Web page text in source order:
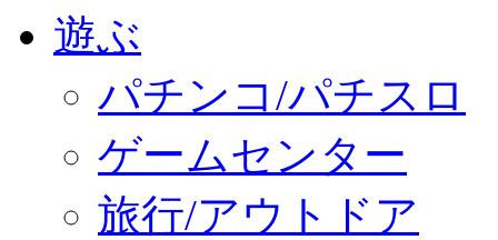
遊ぶ
パチンコ/パチスロ
ゲームセンター
旅行/アウトドア